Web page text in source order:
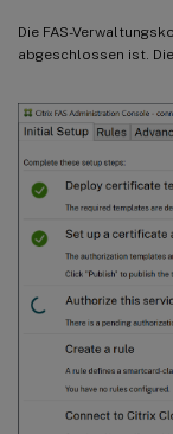
Die FAS-
abgeschlossen ist.